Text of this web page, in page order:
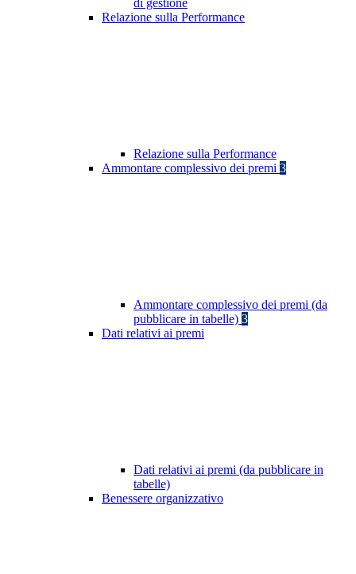
di gestione
Relazione sulla Performance
Relazione sulla Performance
Ammontare complessivo dei premi 3
Ammontare complessivo dei premi (da
pubblicare in tabelle) 3
Dati relativi ai premi
Dati relativi ai premi (da pubblicare in
tabelle)
Benessere organizzativo